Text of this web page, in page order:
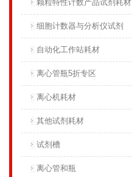
颗粒特性计数产品试剂耗材
细胞计数器与分析仪试剂
自动化工作站耗材
离心管瓶5折专区
离心机耗材
其他试剂耗材
试剂槽
离心管和瓶